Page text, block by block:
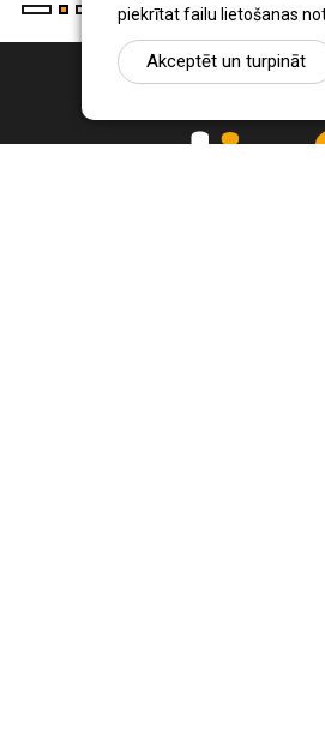
piekrītat failu lietošanas
Akceptēt un turpināt